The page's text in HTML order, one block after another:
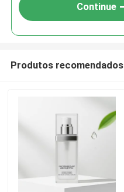
Continue
Produtos recomendados